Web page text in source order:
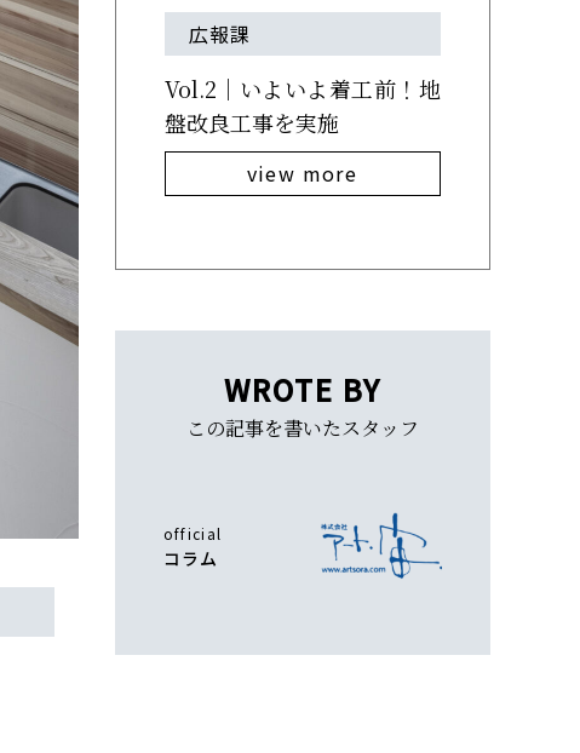
広報課
Vol.2｜いよいよ着工前！地
盤改良工事を実施
view more
WROTE BY
この記事を書いたスタッフ
official
コラム